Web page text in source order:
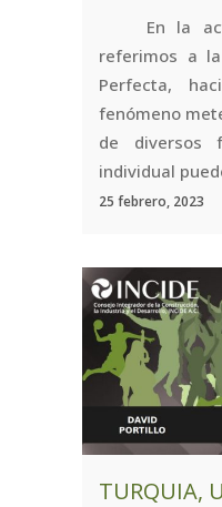
En la
referimos a
Perfecta,
fenómeno
de diversos
individual
25 febrero, 2023
TURQUIA,